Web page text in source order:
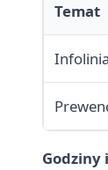
Temat